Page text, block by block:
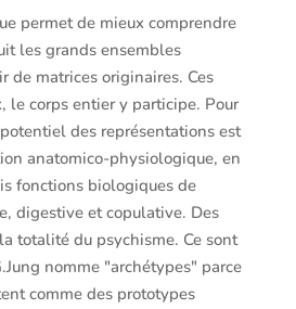
permet de mieux comprendre
les grands ensembles
de matrices originaires. Ces
le corps entier y participe. Pour
des représentations est
anatomico-physiologique, en
fonctions biologiques de
digestive et copulative. Des
totalité du psychisme. Ce sont
nomme "archétypes" parce
comme des prototypes